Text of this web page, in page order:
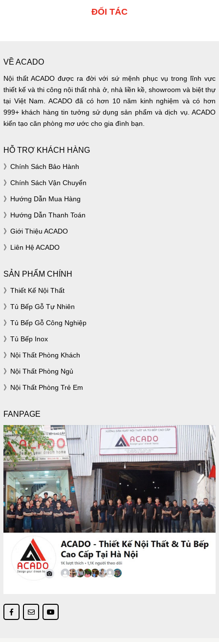
ĐỐI TÁC
VỀ ACADO
Nội thất ACADO được ra đời với sứ mệnh phục vụ trong lĩnh vực
thiết kế và thi công nội thất nhà ở, nhà liền kề, showroom và biệt thự
tại Việt Nam. ACADO đã có hơn 10 năm kinh nghiệm và có hơn
999+ khách hàng tin tưởng sử dụng sản phẩm và dịch vụ. ACADO
kiến tạo căn phòng mơ ước cho gia đình bạn.
HỖ TRỢ KHÁCH HÀNG
Chính Sách Bảo Hành
Chính Sách Vận Chuyển
Hướng Dẫn Mua Hàng
Hướng Dẫn Thanh Toán
Giới Thiệu ACADO
Liên Hệ ACADO
SẢN PHẨM CHÍNH
Thiết Kế Nội Thất
Tủ Bếp Gỗ Tự Nhiên
Tủ Bếp Gỗ Công Nghiệp
Tủ Bếp Inox
Nội Thất Phòng Khách
Nội Thất Phòng Ngủ
Nội Thất Phòng Trẻ Em
FANPAGE